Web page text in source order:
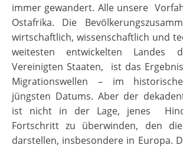
immer gewandert. Alle unsere
Ostafrika. Die
wirtschaftlich, wissenschaftlich und
weitesten entwickelten Landes
Vereinigten Staaten, ist das
Migrationswellen – im
jüngsten Datums. Aber der
ist nicht in der Lage, jenes
Fortschritt zu überwinden, den die
darstellen, insbesondere in Europa.